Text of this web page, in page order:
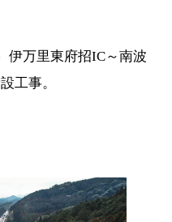
伊万里東府招IC～南波
工事。